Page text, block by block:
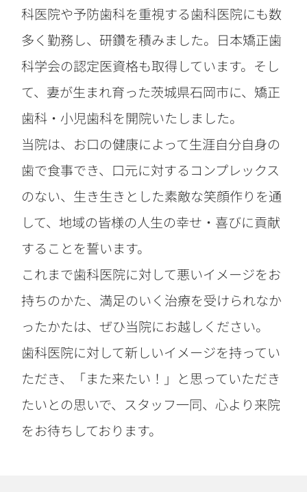
科医院や予防歯科を重視する歯科医院にも数
多く勤務し、研鑽を積みました。日本矯正歯
科学会の認定医資格も取得しています。そし
て、妻が生まれ育った茨城県石岡市に、矯正
歯科・小児歯科を開院いたしました。
当院は、お口の健康によって生涯自分自身の
歯で食事でき、口元に対するコンプレックス
のない、生き生きとした素敵な笑顔作りを通
して、地域の皆様の人生の幸せ・喜びに貢献
することを誓います。
これまで歯科医院に対して悪いイメージをお
持ちのかた、満足のいく治療を受けられなか
ったかたは、ぜひ当院にお越しください。
歯科医院に対して新しいイメージを持ってい
ただき、「また来たい！」と思っていただき
たいとの思いで、スタッフ一同、心より来院
をお待ちしております。